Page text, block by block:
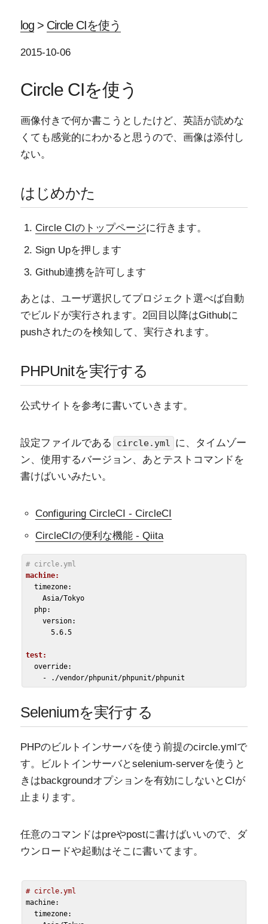
log> Circle CIを使う
2015-10-06
Circle CIを使う
画像付きで何か書こうとしたけど、英語が読めな
くても感覚的にわかると思うので、画像は添付し
ない。
はじめかた
Circle CIのトップページに行きます。
Sign Upを押します
Github連携を許可します
あとは、ユーザ選択してプロジェクト選べば自動
でビルドが実行されます。2回目以降はGithubに
pushされたのを検知して、実行されます。
PHPUnitを実行する
公式サイトを参考に書いていきます。
設定ファイルである circle.yml に、タイムゾー
ン、使用するバージョン、あとテストコマンドを
書けばいいみたい。
Configuring CircleCI - CircleCI
CircleCIの便利な機能 - Qiita
# circle.yml
machine:
test:
Seleniumを実行する
PHPのビルトインサーバを使う前提のcircle.ymlで
す。ビルトインサーバとselenium-serverを使うと
きはbackgroundオプションを有効にしないとCIが
止まります。
任意のコマンドはpreやpostに書けばいいので、ダ
ウンロードや起動はそこに書いてます。
# circle.yml
machine: